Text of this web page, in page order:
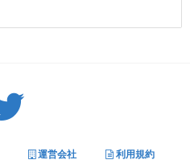
運営会社 利用規約